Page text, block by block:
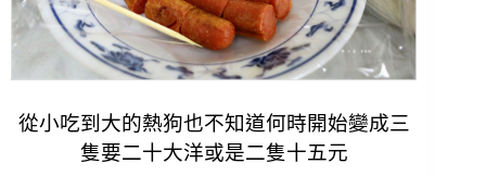
從小吃到大的熱狗也不知道何時開始變成三
隻要二十大洋或是二隻十五元